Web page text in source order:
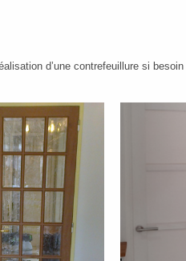
d’une contrefeuillure si